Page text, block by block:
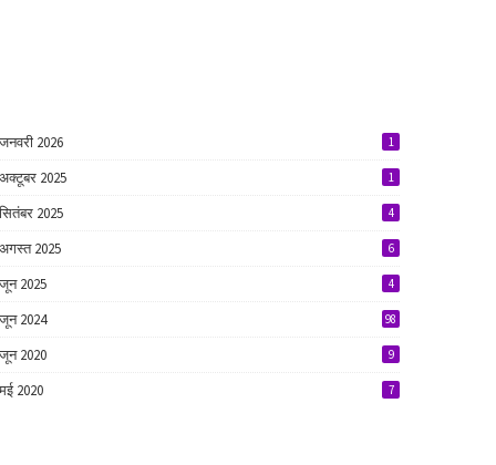
जनवरी 2026 1
अक्टूबर 2025 1
सितंबर 2025 4
अगस्त 2025 6
जून 2025 4
जून 2024 98
जून 2020 9
मई 2020 7